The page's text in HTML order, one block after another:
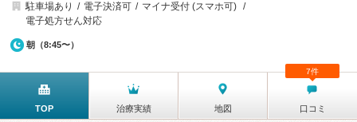
駐車場あり
電子決済可
マイナ受付 (スマホ可)
電子処方せん対応
朝（8:45〜）
TOP 治療実績 地図 口コミ
7件